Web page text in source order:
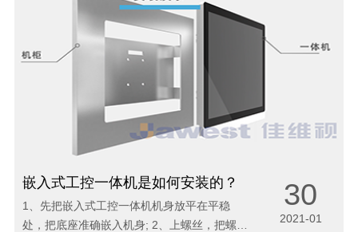
嵌入式工控一体机是如何安装的？
1、先把嵌入式工控一体机机身放平在平稳
处，把底座准确嵌入机身; 2、上螺丝，把螺丝
30
2021-01